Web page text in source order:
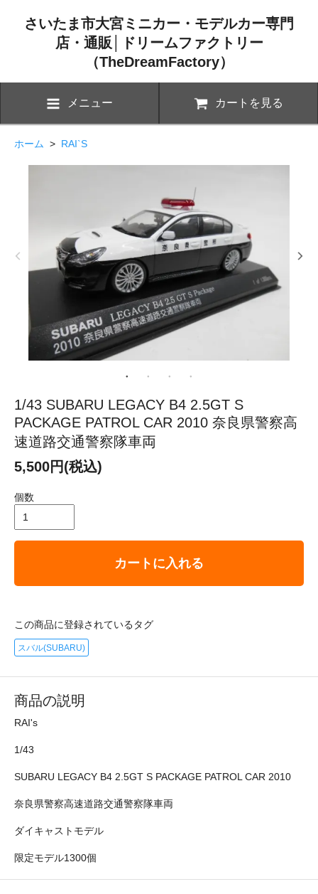
さいたま市大宮ミニカー・モデルカー専門
店・通販│ドリームファクトリー
（TheDreamFactory）
メニュー カートを見る
ホーム > RAI`S
1/43 SUBARU LEGACY B4 2.5GT S
PACKAGE PATROL CAR 2010 奈良県警察高
速道路交通警察隊車両
5,500円(税込)
個数
カートに入れる
この商品に登録されているタグ
スバル(SUBARU)
商品の説明
RAI's
1/43
SUBARU LEGACY B4 2.5GT S PACKAGE PATROL CAR 2010
奈良県警察高速道路交通警察隊車両
ダイキャストモデル
限定モデル1300個